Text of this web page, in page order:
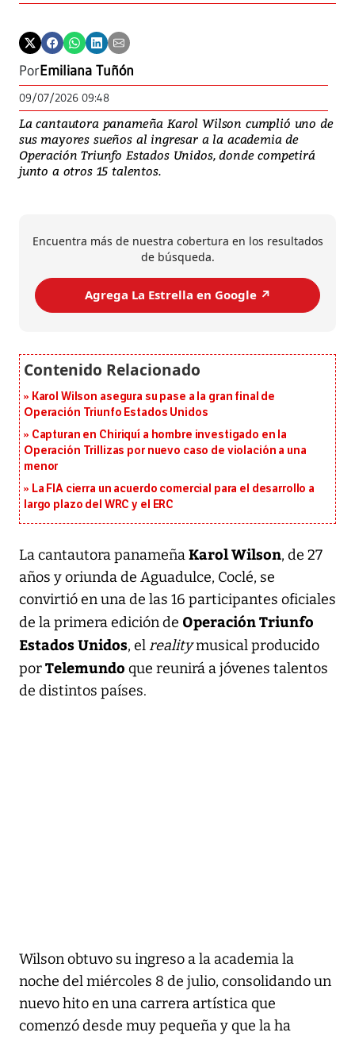
PorEmiliana Tuñón
09/07/2026 09:48
La cantautora panameña Karol Wilson cumplió uno de
sus mayores sueños al ingresar a la academia de
Operación Triunfo Estados Unidos, donde competirá
junto a otros 15 talentos.
Encuentra más de nuestra cobertura en los resultados
de búsqueda.
Agrega La Estrella en Google ↗️
Karol Wilson asegura su pase a la gran final de
Operación Triunfo Estados Unidos
Capturan en Chiriquí a hombre investigado en la
Operación Trillizas por nuevo caso de violación a una
menor
La FIA cierra un acuerdo comercial para el desarrollo a
largo plazo del WRC y el ERC
La cantautora panameñaKarol Wilson, de 27
años y oriunda de Aguadulce, Coclé, se
convirtió en una de las 16 participantes oficiales
de la primera edición de Operación Triunfo
Estados Unidos, elrealitymusical producido
porTelemundo que reunirá a jóvenes talentos
de distintos países.
Wilson obtuvo su ingreso a la academia la
noche del miércoles 8 de julio, consolidando un
nuevo hito en una carrera artística que
comenzó desde muy pequeña y que la ha